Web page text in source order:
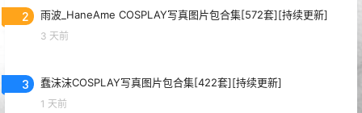
2 雨波_HaneAme COSPLAY写真图片包合集[572套][持续更新]
3 天前
3 蠢沫沫COSPLAY写真图片包合集[422套][持续更新]
1 天前